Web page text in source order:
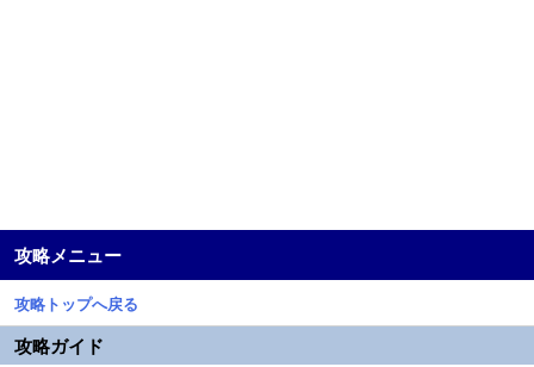
攻略メニュー
攻略トップへ戻る
攻略ガイド